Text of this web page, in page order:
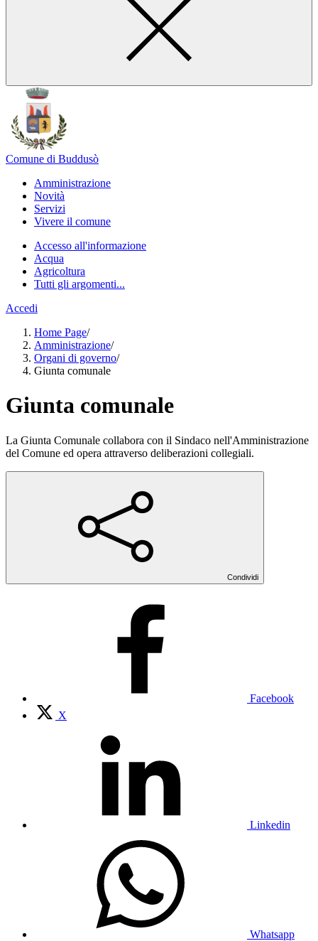
Comune di Buddusò
Amministrazione
Novità
Servizi
Vivere il comune
Accesso all'informazione
Acqua
Agricoltura
Tutti gli argomenti...
Accedi
Home Page/
Amministrazione/
Organi di governo/
Giunta comunale
Giunta comunale
La Giunta Comunale collabora con il Sindaco nell'Amministrazione
del Comune ed opera attraverso deliberazioni collegiali.
Condividi
Facebook
X
Linkedin
Whatsapp